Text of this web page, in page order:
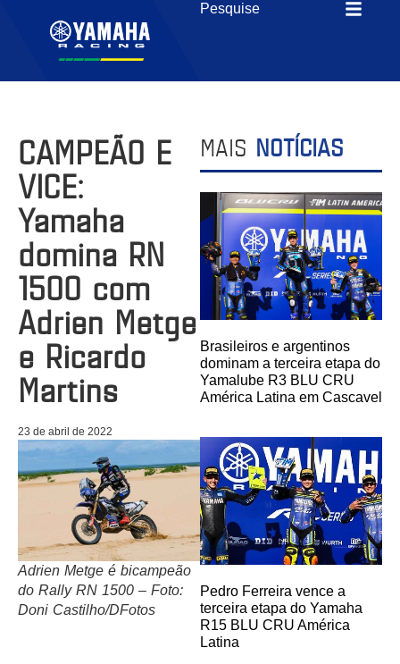
CAMPEÃO E
VICE:
Yamaha
domina RN
1500 com
Adrien Metge
e Ricardo
Martins
23 de abril de 2022
Adrien Metge é bicampeão
do Rally RN 1500 – Foto:
Doni Castilho/DFotos
MAIS NOTÍCIAS
Brasileiros e argentinos
dominam a terceira etapa do
Yamalube R3 BLU CRU
América Latina em Cascavel
Pedro Ferreira vence a
terceira etapa do Yamaha
R15 BLU CRU América
Latina